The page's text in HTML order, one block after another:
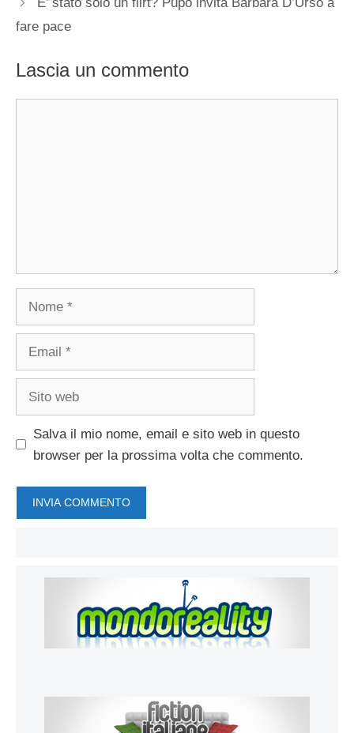
E’ stato solo un flirt? Pupo invita Barbara D’Urso a
fare pace
Lascia un commento
Nome
Email
Sito
Salva il mio nome, email e sito web in questo
browser per la prossima volta che commento.